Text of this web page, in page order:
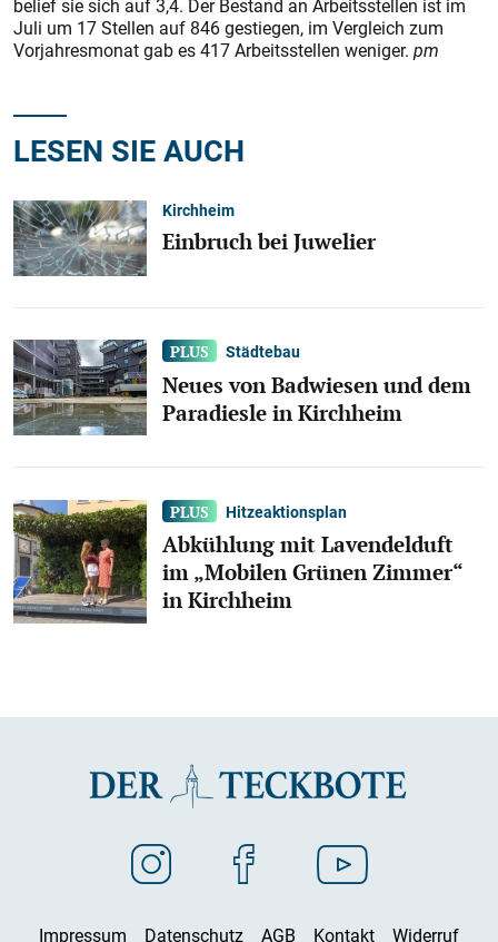
belief sie sich auf 3,4. Der Bestand an Arbeitsstellen ist im
Juli um 17 Stellen auf 846 gestiegen, im Vergleich zum
Vorjahresmonat gab es 417 Arbeitsstellen weniger. pm
LESEN SIE AUCH
Kirchheim
Einbruch bei Juwelier
Städtebau
Neues von Badwiesen und dem
Paradiesle in Kirchheim
Hitzeaktionsplan
Abkühlung mit Lavendelduft
im „Mobilen Grünen Zimmer“
in Kirchheim
Impressum Datenschutz AGB Kontakt Widerruf